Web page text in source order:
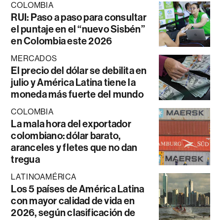
COLOMBIA
RUI: Paso a paso para consultar
el puntaje en el “nuevo Sisbén”
en Colombia este 2026
MERCADOS
El precio del dólar se debilita en
julio y América Latina tiene la
moneda más fuerte del mundo
COLOMBIA
La mala hora del exportador
colombiano: dólar barato,
aranceles y fletes que no dan
tregua
LATINOAMÉRICA
Los 5 países de América Latina
con mayor calidad de vida en
2026, según clasificación de